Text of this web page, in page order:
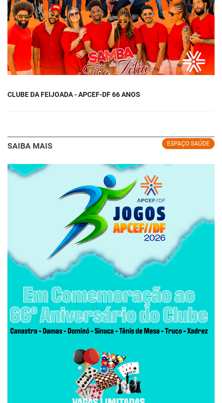
CLUBE DA FEIJOADA - APCEF-DF 66 ANOS
ESPAÇO SAÚDE
SAIBA MAIS